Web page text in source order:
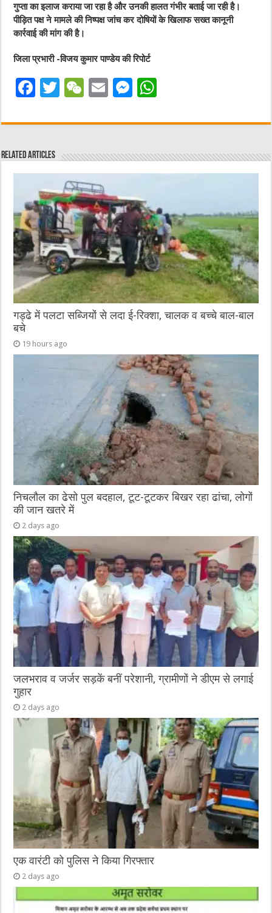
गुप्ता का इलाज कराया जा रहा है और उनकी हालत गंभीर बताई जा रही है।
पीड़ित पक्ष ने मामले की निष्पक्ष जांच कर दोषियों के खिलाफ सख्त कानूनी
कार्रवाई की मांग की है।
जिला प्रभारी -विजय कुमार पाण्डेय की रिपोर्ट
F
c
e
b
o
o
k
T
it
r
W
C
at
E
ai
M
ss
n
er
at
A
p
Related Articles
गड्ढे में पलटा सब्जियों से लदा ई-रिक्शा, चालक व बच्चे बाल-बाल
बचे
19 hours ago
निचलौल का ढेसो पुल बदहाल, टूट-टूटकर बिखर रहा ढांचा, लोगों
की जान खतरे में
2 days ago
जलभराव व जर्जर सड़कें बनीं परेशानी, ग्रामीणों ने डीएम से लगाई
गुहार
2 days ago
एक वारंटी को पुलिस ने किया गिरफ्तार
2 days ago